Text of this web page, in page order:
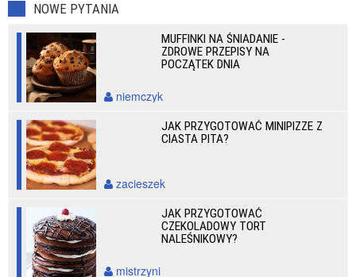
NOWE PYTANIA
MUFFINKI NA ŚNIADANIE -
ZDROWE PRZEPISY NA
POCZĄTEK DNIA
niemczyk
JAK PRZYGOTOWAĆ MINIPIZZE Z
CIASTA PITA?
zacieszek
JAK PRZYGOTOWAĆ
CZEKOLADOWY TORT
NALEŚNIKOWY?
mistrzyni